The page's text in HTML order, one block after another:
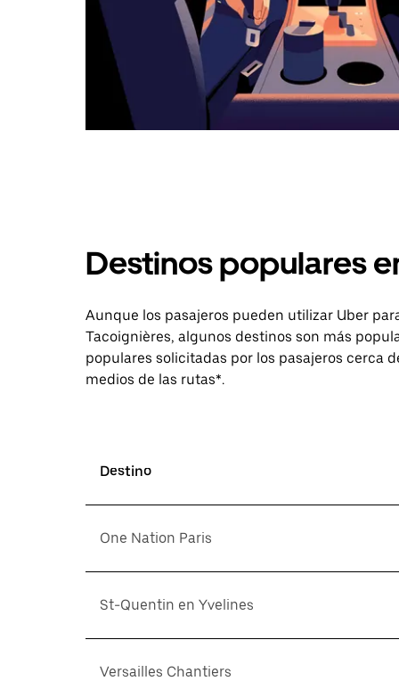
Destinos populares
Aunque los pasajeros pueden utilizar Uber
Tacoignières, algunos destinos son más
populares solicitadas por los pasajeros cerca
medios de las rutas*.
Destino
One Nation Paris
St-Quentin en Yvelines
Versailles Chantiers